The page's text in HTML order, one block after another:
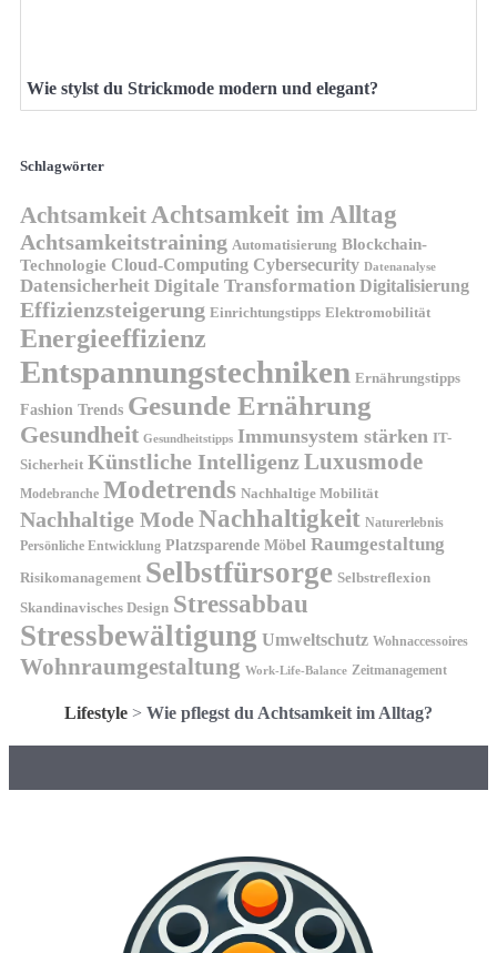
Wie stylst du Strickmode modern und elegant?
Schlagwörter
Achtsamkeit Achtsamkeit im Alltag
Achtsamkeitstraining Automatisierung Blockchain-
Technologie Cloud-Computing Cybersecurity Datenanalyse
Datensicherheit Digitale Transformation Digitalisierung
Effizienzsteigerung Einrichtungstipps Elektromobilität
Energieeffizienz
Entspannungstechniken Ernährungstipps
Fashion Trends Gesunde Ernährung
Gesundheit Gesundheitstipps Immunsystem stärken IT-
Sicherheit Künstliche IntelligenzLuxusmode
Modebranche Modetrends Nachhaltige Mobilität
Nachhaltige ModeNachhaltigkeit Naturerlebnis
Persönliche Entwicklung Platzsparende Möbel Raumgestaltung
Risikomanagement Selbstfürsorge Selbstreflexion
Skandinavisches Design Stressabbau
Stressbewältigung Umweltschutz Wohnaccessoires
Wohnraumgestaltung Work-Life-Balance Zeitmanagement
Lifestyle > Wie pflegst du Achtsamkeit im Alltag?